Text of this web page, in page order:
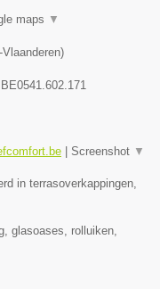
maps ▼
)
BE0541.602.171
| Screenshot ▼
in terrasoverkappingen,
glasoases, rolluiken,